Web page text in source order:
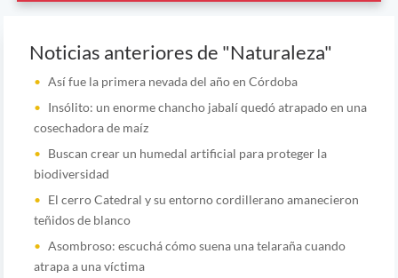
Noticias anteriores de "Naturaleza"
Así fue la primera nevada del año en Córdoba
Insólito: un enorme chancho jabalí quedó atrapado en una
cosechadora de maíz
Buscan crear un humedal artificial para proteger la
biodiversidad
El cerro Catedral y su entorno cordillerano amanecieron
teñidos de blanco
Asombroso: escuchá cómo suena una telaraña cuando
atrapa a una víctima